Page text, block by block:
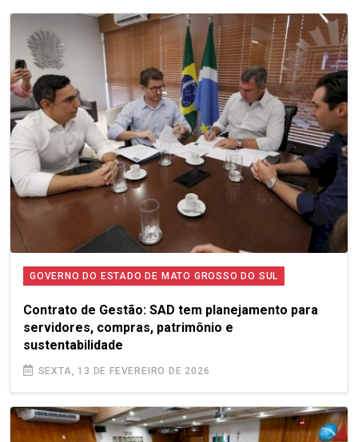
GOVERNO DO ESTADO DE MATO GROSSO DO SUL
Contrato de Gestão: SAD tem planejamento para
servidores, compras, patrimônio e
sustentabilidade
SEXTA, 13 DE FEVEREIRO DE 2026